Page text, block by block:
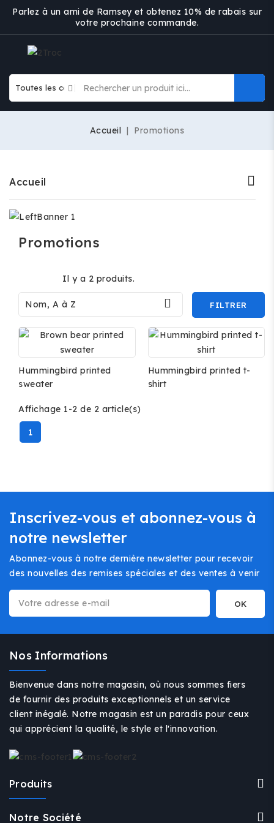
Parlez à un ami de Ramsey et obtenez 10% de rabais sur
votre prochaine commande.
Accueil Promotions
Accueil
Promotions
Il y a 2 produits.
Nom, A à Z  FILTRER
Hummingbird printed
sweater
Hummingbird printed t-
shirt
Affichage 1-2 de 2 article(s)
1
Inscrivez-vous et abonnez-vous à
notre newsletter
Abonnez-vous à notre dernière newsletter pour recevoir
des nouvelles des remises spéciales et des ventes à venir
Nos Informations
Bienvenue dans notre magasin, où nous sommes fiers
de fournir des produits exceptionnels et un service
client inégalé. Notre magasin est un paradis pour ceux
qui apprécient la qualité, le style et l'innovation.
Produits
Notre Société